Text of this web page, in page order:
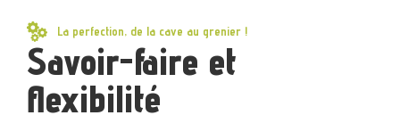
La perfection, de la cave au grenier !
Savoir-faire et
flexibilité